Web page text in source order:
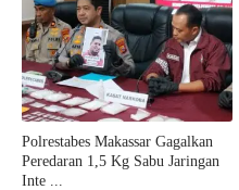
Polrestabes Makassar Gagalkan
Peredaran 1,5 Kg Sabu Jaringan
Inte ...